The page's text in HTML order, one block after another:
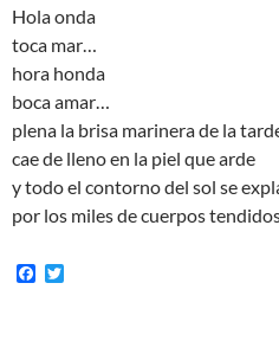
Hola onda
toca mar…
hora honda
boca amar…
plena la brisa marinera de la
cae de lleno en la piel que arde
y todo el contorno del sol se
por los miles de cuerpos
F